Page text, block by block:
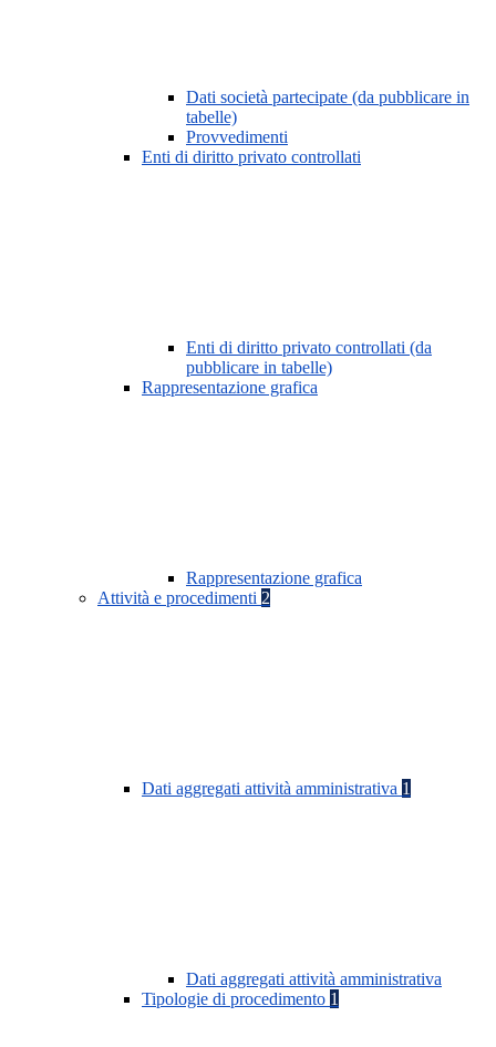
Dati società partecipate (da pubblicare in
tabelle)
Provvedimenti
Enti di diritto privato controllati
Enti di diritto privato controllati (da
pubblicare in tabelle)
Rappresentazione grafica
Rappresentazione grafica
Attività e procedimenti 2
Dati aggregati attività amministrativa 1
Dati aggregati attività amministrativa
Tipologie di procedimento 1